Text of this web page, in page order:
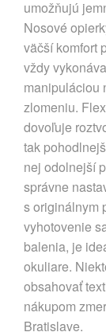
umožňujú
Nosové
väčší komfort
vždy
manipuláciou
zlomeniu.
dovoľuje
tak
nej odolnejší
správne
s originálnym
vyhotovenie
balenia, je
okuliare.
obsahovať
nákupom
Bratislave.